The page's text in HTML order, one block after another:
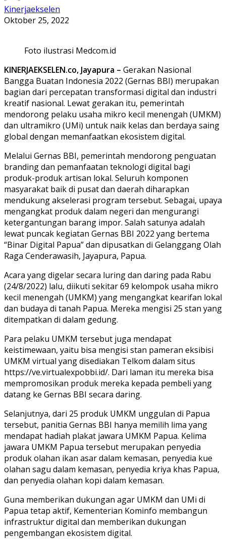
Kinerjaekselen
Oktober 25, 2022
Foto ilustrasi Medcom.id
KINERJAEKSELEN.co, Jayapura – Gerakan Nasional
Bangga Buatan Indonesia 2022 (Gernas BBI) merupakan
bagian dari percepatan transformasi digital dan industri
kreatif nasional. Lewat gerakan itu, pemerintah
mendorong pelaku usaha mikro kecil menengah (UMKM)
dan ultramikro (UMi) untuk naik kelas dan berdaya saing
global dengan memanfaatkan ekosistem digital.
Melalui Gernas BBI, pemerintah mendorong penguatan
branding dan pemanfaatan teknologi digital bagi
produk-produk artisan lokal. Seluruh komponen
masyarakat baik di pusat dan daerah diharapkan
mendukung akselerasi program tersebut. Sebagai, upaya
mengangkat produk dalam negeri dan mengurangi
ketergantungan barang impor. Salah satunya adalah
lewat puncak kegiatan Gernas BBI 2022 yang bertema
“Binar Digital Papua” dan dipusatkan di Gelanggang Olah
Raga Cenderawasih, Jayapura, Papua.
Acara yang digelar secara luring dan daring pada Rabu
(24/8/2022) lalu, diikuti sekitar 69 kelompok usaha mikro
kecil menengah (UMKM) yang mengangkat kearifan lokal
dan budaya di tanah Papua. Mereka mengisi 25 stan yang
ditempatkan di dalam gedung.
Para pelaku UMKM tersebut juga mendapat
keistimewaan, yaitu bisa mengisi stan pameran eksibisi
UMKM virtual yang disediakan Telkom dalam situs
https://ve.virtualexpobbi.id/. Dari laman itu mereka bisa
mempromosikan produk mereka kepada pembeli yang
datang ke Gernas BBI secara daring.
Selanjutnya, dari 25 produk UMKM unggulan di Papua
tersebut, panitia Gernas BBI hanya memilih lima yang
mendapat hadiah plakat jawara UMKM Papua. Kelima
jawara UMKM Papua tersebut merupakan penyedia
produk olahan ikan asar dalam kemasan, penyedia kue
olahan sagu dalam kemasan, penyedia kriya khas Papua,
dan penyedia olahan kopi dalam kemasan.
Guna memberikan dukungan agar UMKM dan UMi di
Papua tetap aktif, Kementerian Kominfo membangun
infrastruktur digital dan memberikan dukungan
pengembangan ekosistem digital.